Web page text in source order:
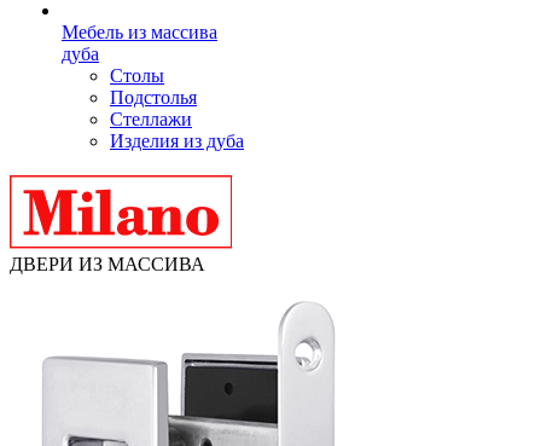
Мебель из массива
дуба
Столы
Подстолья
Стеллажи
Изделия из дуба
ДВЕРИ ИЗ МАССИВА